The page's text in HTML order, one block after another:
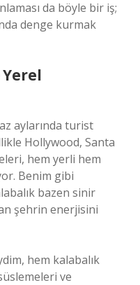
da böyle bir iş;
denge kurmak
aylarında turist
Hollywood, Santa
hem yerli hem
Benim gibi
bazen sinir
şehrin enerjisini
hem kalabalık
ve